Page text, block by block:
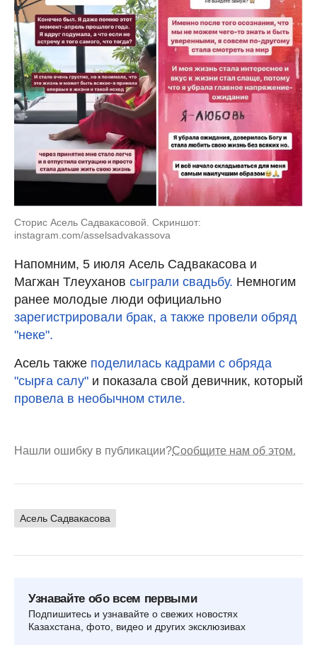
Сторис Асель Садвакасовой. Скриншот:
instagram.com/asselsadvakassova
Напомним, 5 июля Асель Садвакасова и
Магжан Тлеуханов сыграли свадьбу. Немногим
ранее молодые люди официально
зарегистрировали брак, а также провели обряд
"неке".
Асель также поделилась кадрами с обряда
"сырға салу" и показала свой девичник, который
провела в необычном стиле.
Нашли ошибку в публикации?Сообщите нам об этом.
Асель Садвакасова
Узнавайте обо всем первыми
Подпишитесь и узнавайте о свежих новостях
Казахстана, фото, видео и других эксклюзивах